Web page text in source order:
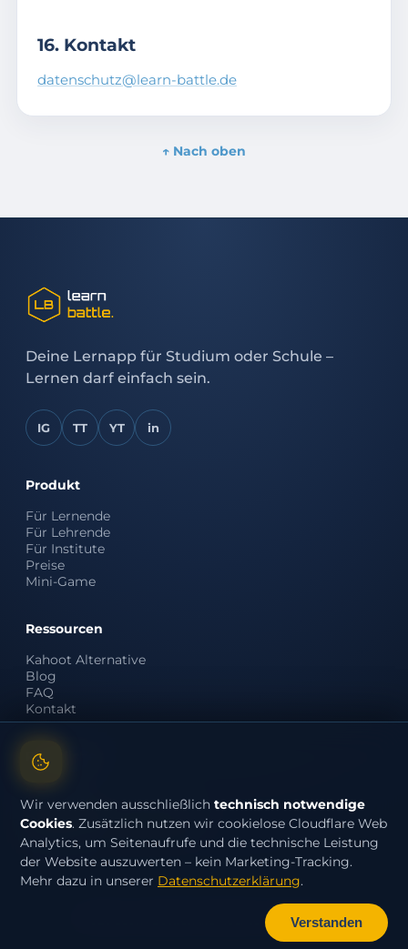
16. Kontakt
datenschutz@learn-battle.de
↑ Nach oben
Deine Lernapp für Studium oder Schule –
Lernen darf einfach sein.
IG TT YT in
Produkt
Für Lernende
Für Lehrende
Für Institute
Preise
Mini-Game
Ressourcen
Kahoot Alternative
Blog
FAQ
Kontakt
Rechtliches
Impressum
Datenschutz
Datenschutz App/Studio
AGB App
© 2026 Learn Battle. Alle Rechte vorbehalten.
Wir verwenden ausschließlich technisch notwendige
Cookies. Zusätzlich nutzen wir cookielose Cloudflare Web
Analytics, um Seitenaufrufe und die technische Leistung
der Website auszuwerten – kein Marketing-Tracking.
Mehr dazu in unserer Datenschutzerklärung.
Verstanden